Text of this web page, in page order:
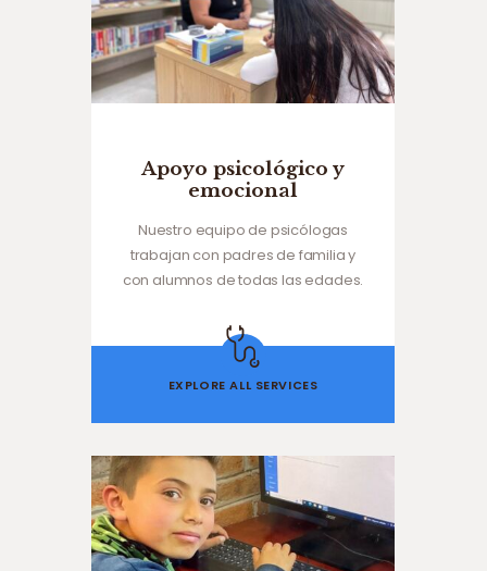
Apoyo psicológico y
emocional
Nuestro equipo de psicólogas
trabajan con padres de familia y
con alumnos de todas las edades.
EXPLORE ALL SERVICES